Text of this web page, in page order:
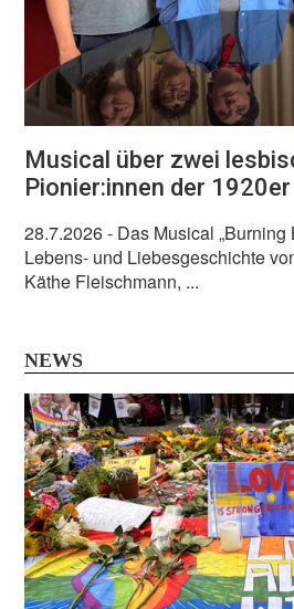
Musical über zwei
Pionier:innen der 1920er
28.7.2026- Das Musical „Burning
Lebens- und Liebesgeschichte
Käthe Fleischmann, ...
NEWS